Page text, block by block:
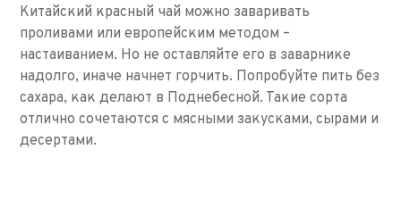
Китайский красный чай можно заваривать
проливами или европейским методом –
настаиванием. Но не оставляйте его в заварнике
надолго, иначе начнет горчить. Попробуйте пить без
сахара, как делают в Поднебесной. Такие сорта
отлично сочетаются с мясными закусками, сырами и
десертами.